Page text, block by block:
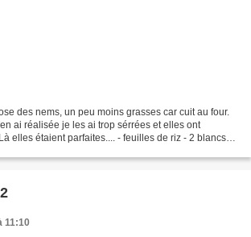
des nems, un peu moins grasses car cuit au four.
ai réalisée je les ai trop sérrées et elles ont
elles étaient parfaites.... - feuilles de riz - 2 blancs
11:10